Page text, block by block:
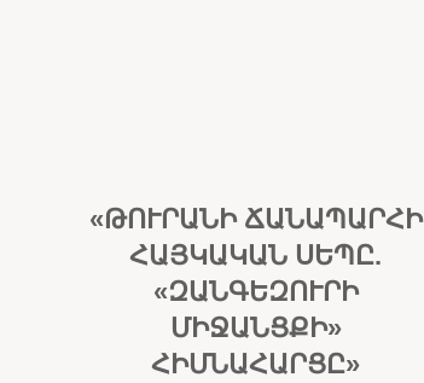
«ԹՈՒՐԱՆԻ ՃԱՆԱՊԱՐՀԻ
ՀԱՅԿԱԿԱՆ ՍԵՊԸ.
«ԶԱՆԳԵԶՈՒՐԻ
ՄԻՋԱՆՑՔԻ»
ՀԻՄՆԱՀԱՐՑԸ»